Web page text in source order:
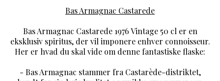
Bas Armagnac Castarede
Bas Armagnac Castarede 1976 Vintage 50 cl er en
eksklusiv spiritus, der vil imponere enhver connoisseur.
Her er hvad du skal vide om denne fantastiske flaske:
- Bas Armagnac stammer fra Castarède-distriktet,